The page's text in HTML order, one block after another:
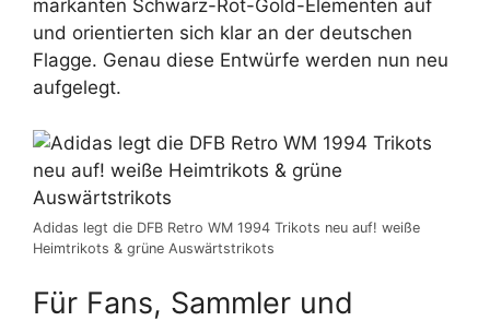
markanten Schwarz-Rot-Gold-Elementen auf
und orientierten sich klar an der deutschen
Flagge. Genau diese Entwürfe werden nun neu
aufgelegt.
Adidas legt die DFB Retro WM 1994 Trikots neu auf! weiße
Heimtrikots & grüne Auswärtstrikots
Für Fans, Sammler und